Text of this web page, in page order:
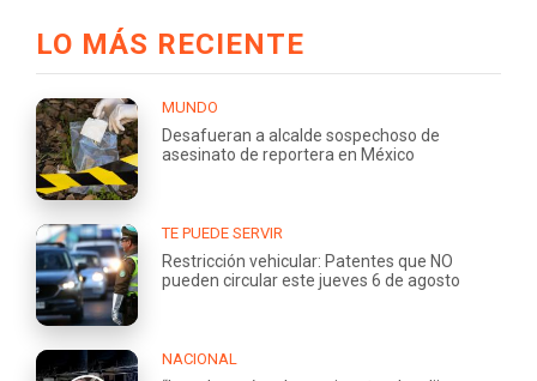
LO MÁS RECIENTE
MUNDO
Desafueran a alcalde sospechoso de
asesinato de reportera en México
TE PUEDE SERVIR
Restricción vehicular: Patentes que NO
pueden circular este jueves 6 de agosto
NACIONAL